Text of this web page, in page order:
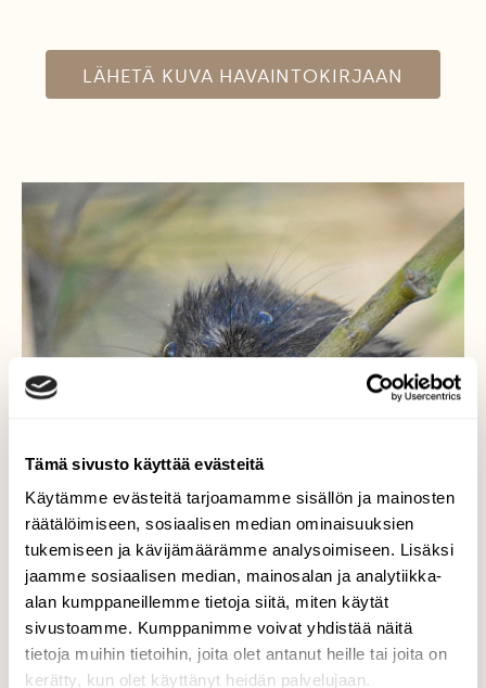
Tämä sivusto käyttää evästeitä
Käytämme evästeitä tarjoamamme sisällön ja mainosten
räätälöimiseen, sosiaalisen median ominaisuuksien
tukemiseen ja kävijämäärämme analysoimiseen. Lisäksi
jaamme sosiaalisen median, mainosalan ja analytiikka-
alan kumppaneillemme tietoja siitä, miten käytät
sivustoamme. Kumppanimme voivat yhdistää näitä
tietoja muihin tietoihin, joita olet antanut heille tai joita on
kerätty, kun olet käyttänyt heidän palvelujaan.
LÄHETÄ KUVA HAVAINTOKIRJAAN